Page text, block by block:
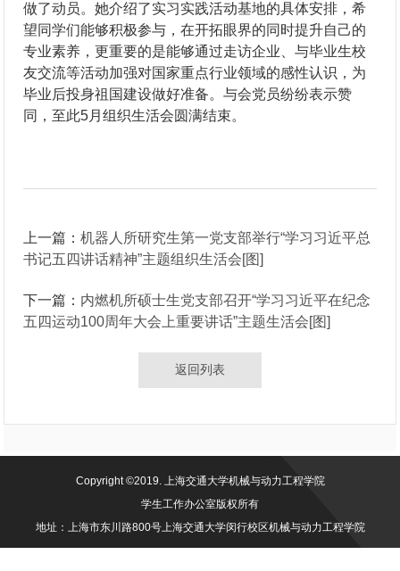
做了动员。她介绍了实习实践活动基地的具体安排，希
望同学们能够积极参与，在开拓眼界的同时提升自己的
专业素养，更重要的是能够通过走访企业、与毕业生校
友交流等活动加强对国家重点行业领域的感性认识，为
毕业后投身祖国建设做好准备。与会党员纷纷表示赞
同，至此5月组织生活会圆满结束。
上一篇：机器人所研究生第一党支部举行“学习习近平总
书记五四讲话精神”主题组织生活会[图]
下一篇： 内燃机所硕士生党支部召开“学习习近平在纪念
五四运动100周年大会上重要讲话”主题生活会[图]
返回列表
Copyright ©2019. 上海交通大学机械与动力工程学院
学生工作办公室版权所有
地址：上海市东川路800号上海交通大学闵行校区机械与动力工程学院